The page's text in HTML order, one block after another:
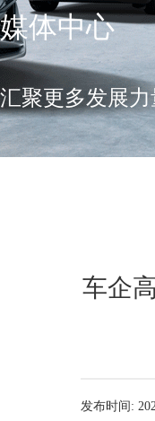
媒体中心
汇聚更多发展
车企
发布时间: